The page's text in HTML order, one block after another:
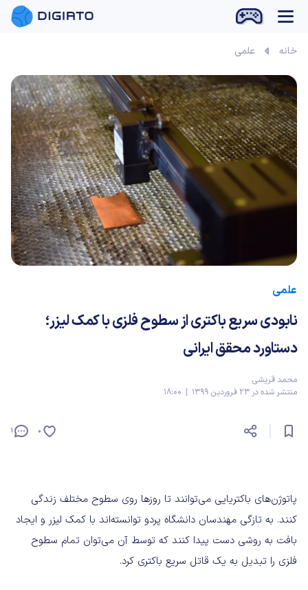
بازی آنلاین
خانه علمی
علمی
نابودی سریع باکتری از سطوح فلزی با کمک لیزر؛
دستاورد محقق ایرانی
محمد قریشی
منتشر شده در 23 فروردین 1399 | 18:00
1 0
پاتوژن‌های باکتریایی می‌توانند تا روزها روی سطوح مختلف زندگی
کنند. به تازگی مهندسان دانشگاه پردو توانسته‌اند با کمک لیزر و ایجاد
بافت به روشی دست پیدا کنند که توسط آن می‌توان تمام سطوح
فلزی را تبدیل به یک قاتل سریع باکتری کرد.